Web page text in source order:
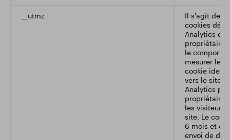
__utmz
Il s'agit de
cookies
Analytics
le
mesurer les
cookie
vers le site -
Analytics
les visiteurs
site. Le
6 mois et
envoi de